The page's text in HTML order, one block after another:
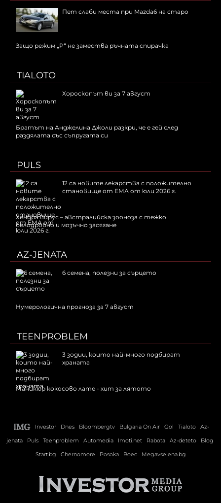
Пет слаби места при Mazda6 на старо
Защо режим „P“ не замества ръчната спирачка
TIALOTO
Хороскопът ви за 7 август
Братът на Анджелина Джоли разкри, че е гей след
раздялата със съпругата си
PULS
12 са новите лекарства с положително
становище от ЕМА от юли 2026 г.
Хендра вирус – австралийска зооноза с тежко
белодробно и мозъчно засягане
AZ-JENATA
6 семена, полезни за сърцето
Нумерологична прогноза за 7 август
TEENPROBLEM
3 зодии, които най-много подбират
храната
Маникюр кокосово лате - хит за лятото
Investor Dnes Bloombergtv Bulgaria On Air Gol Tialoto
Az-
jenata
Puls Teenproblem Automedia Imoti.net Rabota Az-deteto
Blog
Start.bg
Chernomore Posoka Boec Megavselena.bg